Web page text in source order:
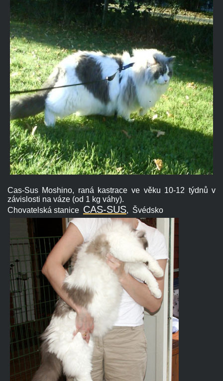
Cas-Sus Moshino, raná kastrace ve věku 10-12 týdnů v
závislosti na váze (od 1 kg váhy).
Chovatelská stanice CAS-SUS, Švédsko